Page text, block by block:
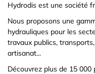
Hydrodis est une société
Nous proposons une
hydrauliques pour les
travaux publics,
artisanat...
Découvrez plus de 15